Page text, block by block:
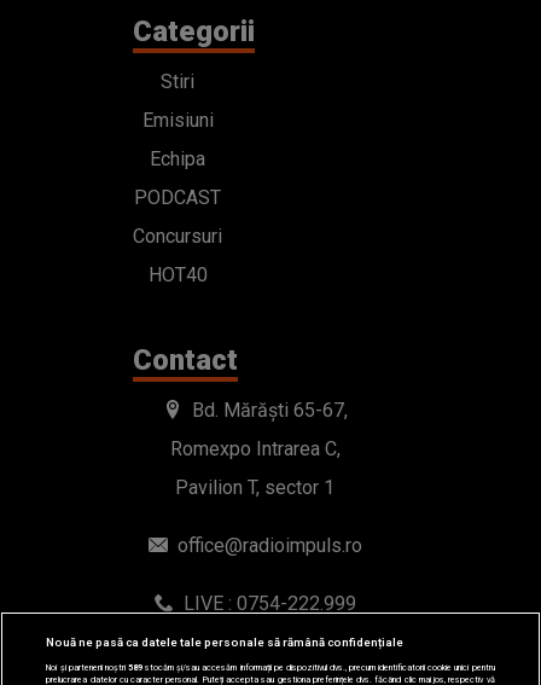
Categorii
Stiri
Emisiuni
Echipa
PODCAST
Concursuri
HOT40
Contact
Bd. Mărăști 65-67,
Romexpo Intrarea C,
Pavilion T, sector 1
office@radioimpuls.ro
LIVE : 0754-222.999
WhatsApp: 0754-222.999
Nouă ne pasă ca datele tale personale să rămână confidențiale
Noi și partenerii noștri589stocăm și/sau accesăm informații pe dispozitivul dvs., precum identificatorii cookie unici pentru
prelucrarea datelor cu caracter personal. Puteți accepta sau gestiona preferințele dvs. făcând clic mai jos, respectiv vă